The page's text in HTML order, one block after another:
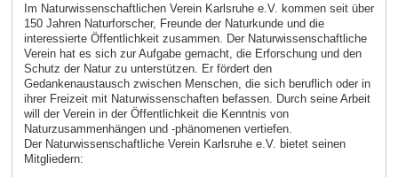
Im Naturwissenschaftlichen Verein Karlsruhe e.V. kommen seit über
150 Jahren Naturforscher, Freunde der Naturkunde und die
interessierte Öffentlichkeit zusammen. Der Naturwissenschaftliche
Verein hat es sich zur Aufgabe gemacht, die Erforschung und den
Schutz der Natur zu unterstützen. Er fördert den
Gedankenaustausch zwischen Menschen, die sich beruflich oder in
ihrer Freizeit mit Naturwissenschaften befassen. Durch seine Arbeit
will der Verein in der Öffentlichkeit die Kenntnis von
Naturzusammenhängen und -phänomenen vertiefen.
Der Naturwissenschaftliche Verein Karlsruhe e.V. bietet seinen
Mitgliedern: